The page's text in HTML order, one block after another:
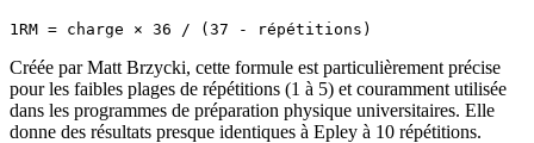
Créée par Matt Brzycki, cette formule est particulièrement précise
pour les faibles plages de répétitions (1 à 5) et couramment utilisée
dans les programmes de préparation physique universitaires. Elle
donne des résultats presque identiques à Epley à 10 répétitions.